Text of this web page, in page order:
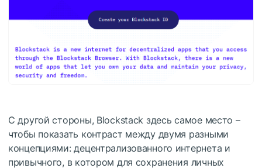
С другой стороны, Blockstack здесь самое место –
чтобы показать контраст между двумя разными
концепциями: децентрализованного интернета и
привычного, в котором для сохранения личных